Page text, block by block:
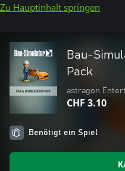
Zu Hauptinhalt springen
Bau-
Pack
astragon
CHF 3.10
Benötigt ein Spiel